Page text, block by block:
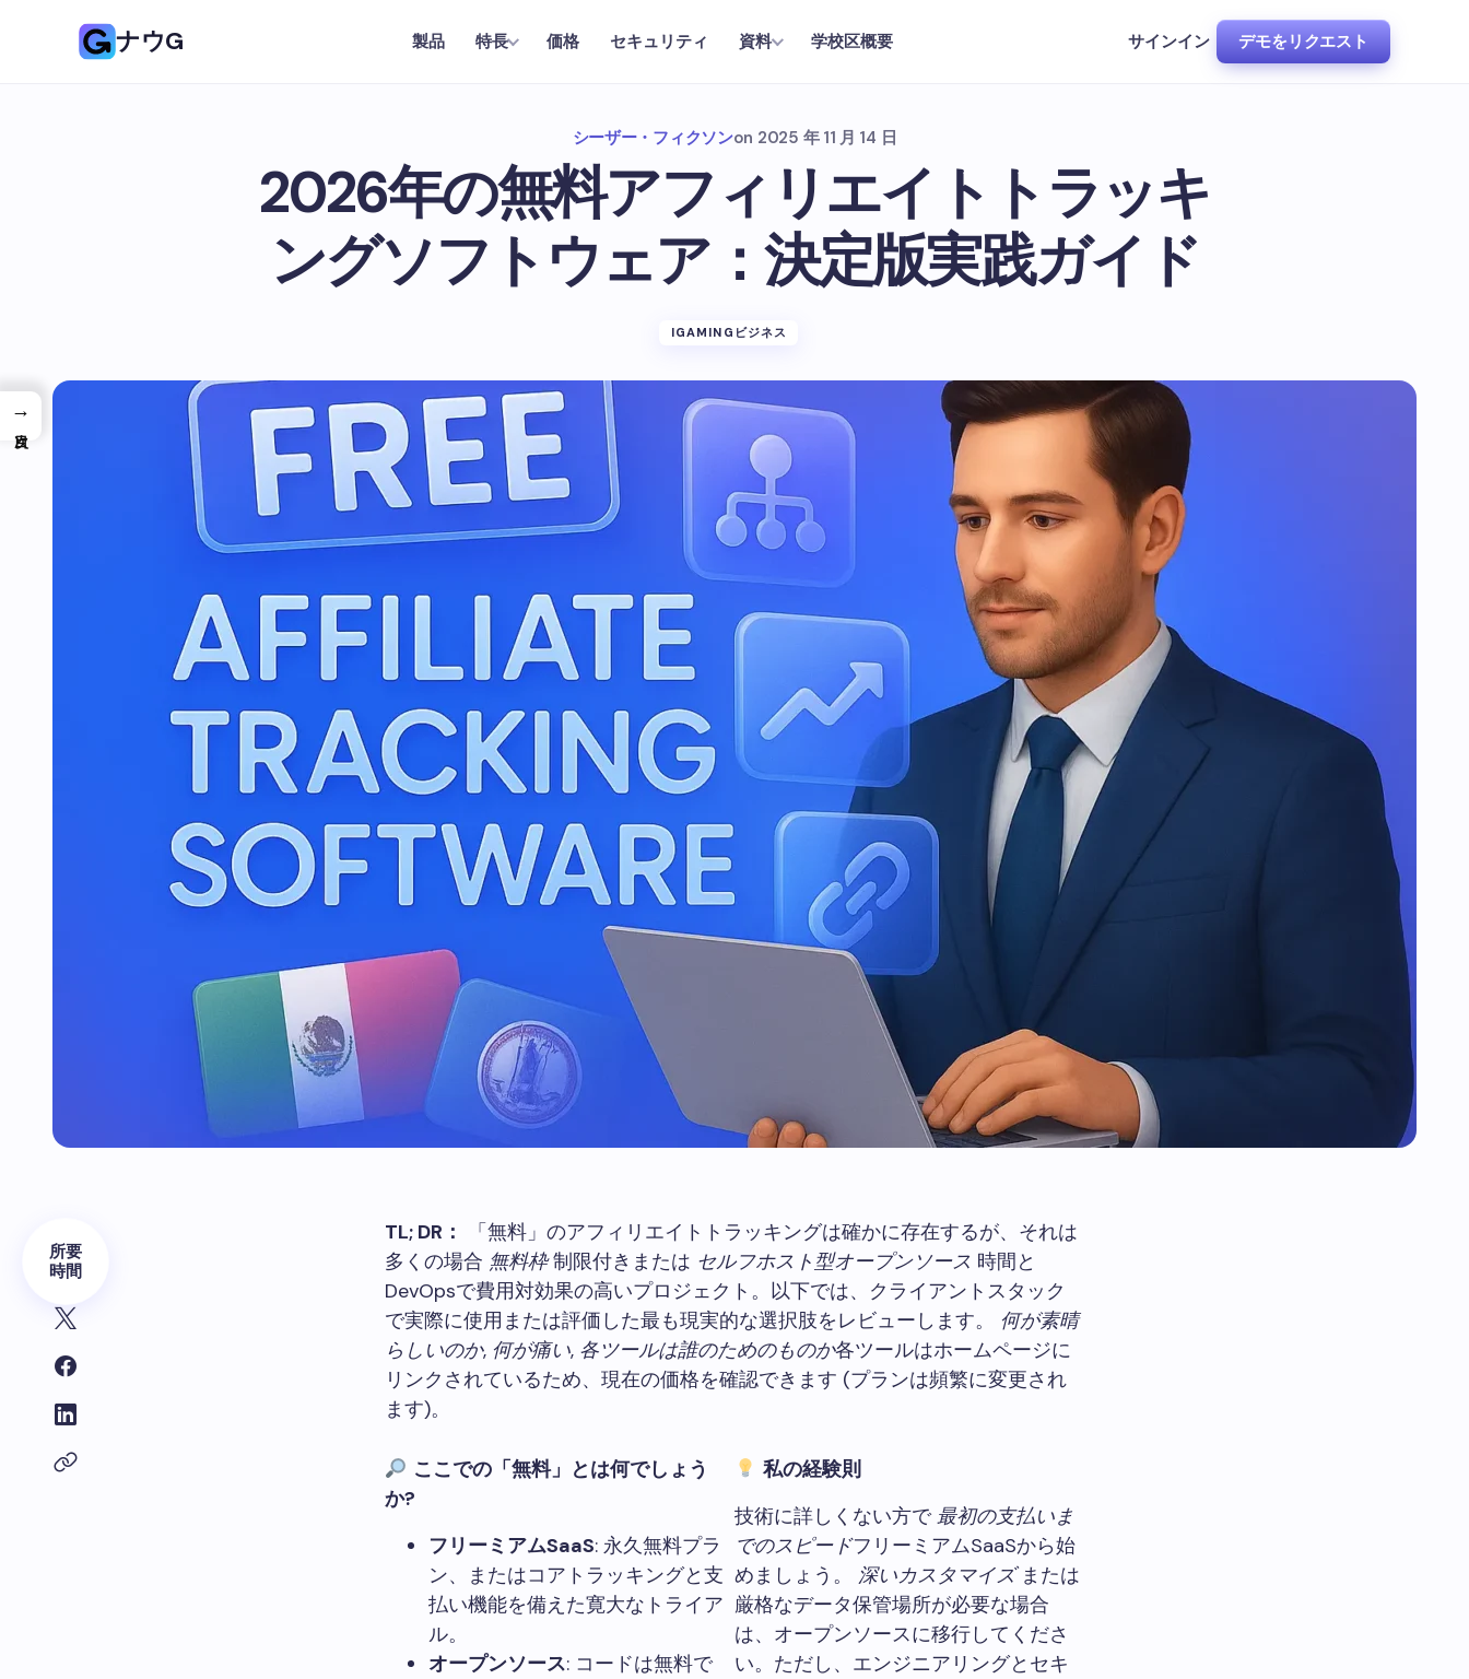
ナウG 製品 特長 価格 セキュリティ 資料 学校区概要 サインイン デモをリクエスト
シーザー・フィクソンon 2025 年 11 月 14 日
2026年の無料アフィリエイトトラッキ
ングソフトウェア：決定版実践ガイド
IGAMINGビジネス
所要
時間
TL; DR：
「無料」のアフィリエイトトラッキングは確かに存在するが、それは
多くの場合 無料枠制限付きまたは セルフホスト型オープンソース 時間と
DevOpsで費用対効果の高いプロジェクト。以下では、クライアントスタック
で実際に使用または評価した最も現実的な選択肢をレビューします。 何が素晴
らしいのか, 何が痛い, 各ツールは誰のためのものか各ツールはホームページに
リンクされているため、現在の価格を確認できます (プランは頻繁に変更され
ます)。
ここでの「無料」とは何でしょう
か?
フリーミアムSaaS: 永久無料プラ
ン、またはコアトラッキングと支
払い機能を備えた寛大なトライア
ル。
オープンソース: コードは無料で
私の経験則
技術に詳しくない方で最初の支払いま
でのスピードフリーミアムSaaSから始
めましょう。 深いカスタマイズまたは
厳格なデータ保管場所が必要な場合
は、オープンソースに移行してくださ
い。ただし、エンジニアリングとセキ
→